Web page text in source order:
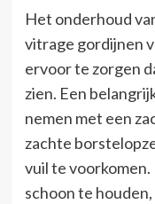
Het onderhoud
vitrage gordijnen
ervoor te zorgen
zien. Een
nemen met een
zachte
vuil te
schoon te